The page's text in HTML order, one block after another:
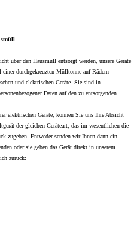
über den Hausmüll entsorgt werden, unsere Geräte
durchgekreuzten Mülltonne auf Rädern
und elektrischen Geräte. Sie sind in
Daten auf den zu entsorgenden
elektrischen Geräte, können Sie uns Ihre Absicht
der gleichen Geräteart, das im wesentlichen die
zugeben. Entweder senden wir Ihnen dann ein
oder sie geben das Gerät direkt in unserem
zurück: